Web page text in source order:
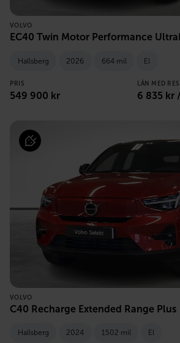
VOLVO
EC40 Twin Motor Performance
Hallsberg 2026 664 mil El
PRIS
549 900 kr
LÅN MED
6 835 kr
VOLVO
C40 Recharge Extended Range Plus
Hallsberg 2024 1502 mil El